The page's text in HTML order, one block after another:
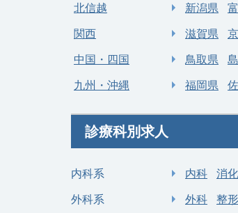
北信越
新潟県
関西
滋賀県
中国・四国
鳥取県
九州・沖縄
福岡県
診療科別求人
内科系 内科 消
外科系
外科 整